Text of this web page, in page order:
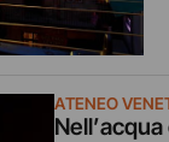
ATENEO